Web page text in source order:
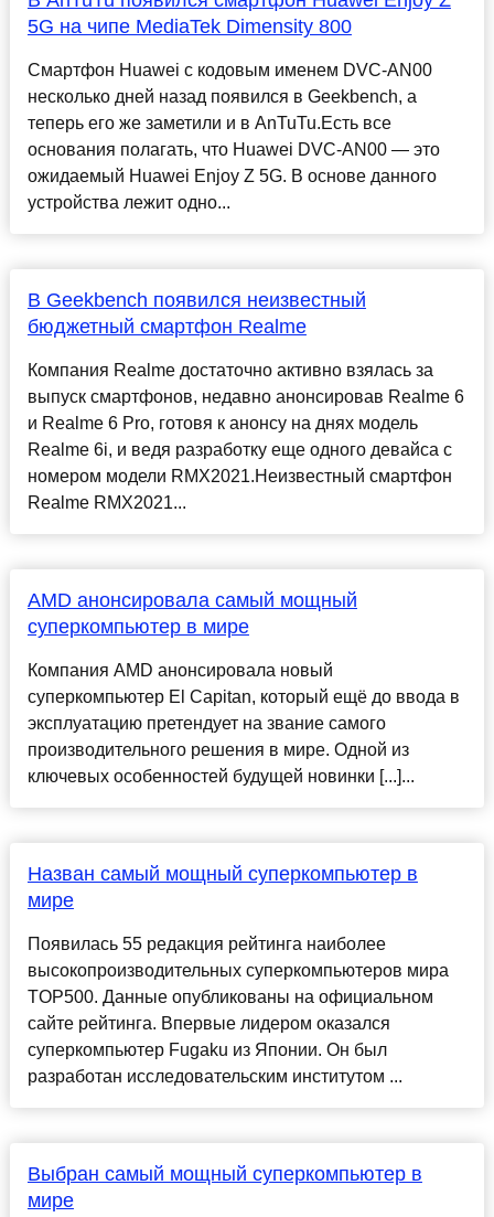
5G на чипе MediaTek Dimensity 800
Смартфон Huawei с кодовым именем DVC-AN00
несколько дней назад появился в Geekbench, а
теперь его же заметили и в AnTuTu.Есть все
основания полагать, что Huawei DVC-AN00 — это
ожидаемый Huawei Enjoy Z 5G. В основе данного
устройства лежит одно...
В Geekbench появился неизвестный
бюджетный смартфон Realme
Компания Realme достаточно активно взялась за
выпуск смартфонов, недавно анонсировав Realme 6
и Realme 6 Pro, готовя к анонсу на днях модель
Realme 6i, и ведя разработку еще одного девайса с
номером модели RMX2021.Неизвестный смартфон
Realme RMX2021...
AMD анонсировала самый мощный
суперкомпьютер в мире
Компания AMD анонсировала новый
суперкомпьютер El Capitan, который ещё до ввода в
эксплуатацию претендует на звание самого
производительного решения в мире. Одной из
ключевых особенностей будущей новинки [...]...
Назван самый мощный суперкомпьютер в
мире
Появилась 55 редакция рейтинга наиболее
высокопроизводительных суперкомпьютеров мира
TOP500. Данные опубликованы на официальном
сайте рейтинга. Впервые лидером оказался
суперкомпьютер Fugaku из Японии. Он был
разработан исследовательским институтом ...
Выбран самый мощный суперкомпьютер в
мире